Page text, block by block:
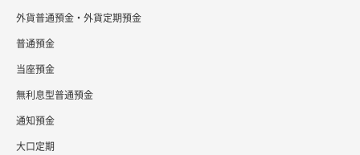
外貨普通預金・外貨定期預金
普通預金
当座預金
無利息型普通預金
通知預金
大口定期